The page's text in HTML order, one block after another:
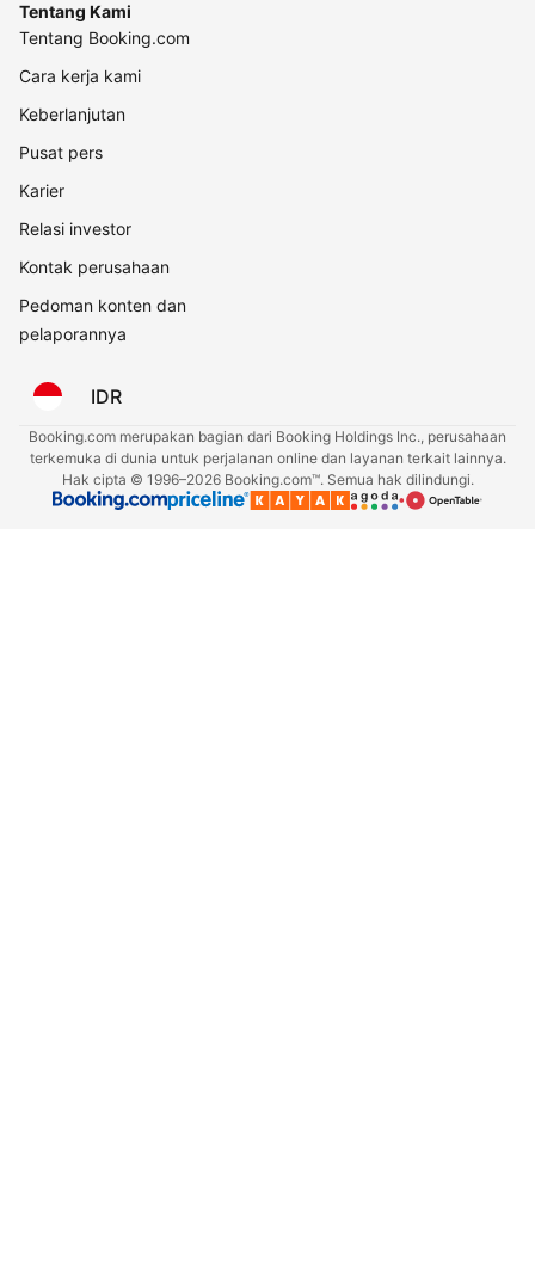
Tentang Kami
Tentang Booking.com
Cara kerja kami
Keberlanjutan
Pusat pers
Karier
Relasi investor
Kontak perusahaan
Pedoman konten dan
pelaporannya
IDR
Booking.com merupakan bagian dari Booking Holdings Inc., perusahaan
terkemuka di dunia untuk perjalanan online dan layanan terkait lainnya.
Hak cipta © 1996–2026 Booking.com™. Semua hak dilindungi.